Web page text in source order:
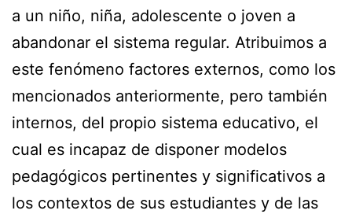
a un niño, niña, adolescente o joven a
abandonar el sistema regular. Atribuimos a
este fenómeno factores externos, como los
mencionados anteriormente, pero también
internos, del propio sistema educativo, el
cual es incapaz de disponer modelos
pedagógicos pertinentes y significativos a
los contextos de sus estudiantes y de las